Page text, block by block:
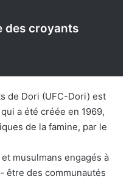
des croyants
de Dori (UFC-Dori) est
a été créée en 1969,
de la famine, par le
musulmans engagés à
des communautés